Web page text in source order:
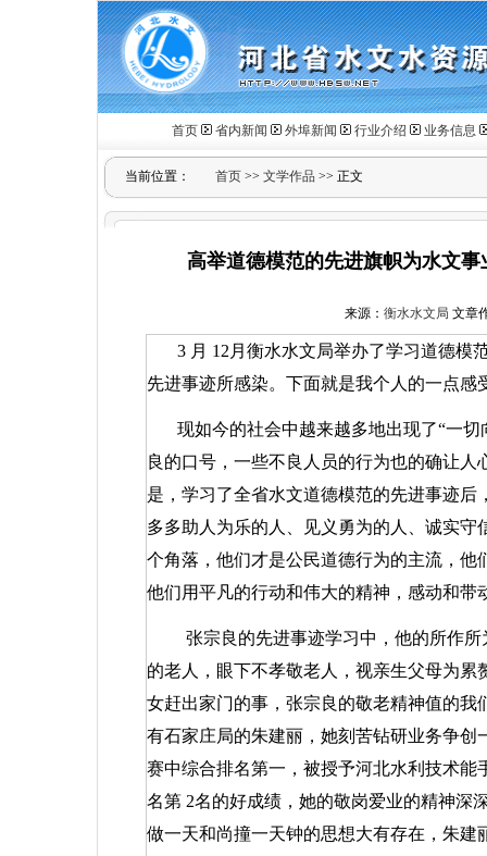
首页 省内新闻 外埠新闻 行业介绍 业务信息
当前位置： 首页 >> 文学作品 >> 正文
高举道德模范的先进旗帜为水文
来源： 衡水水文局 文章
3 月 12 月衡水水文局举办了学习道德模
先进事迹所感染。下面就是我个人的一点感
现如今的社会中越来越多地出现了“一
良的口号，一些不良人员的行为也的确让
是，学习了全省水文道德模范的先进事迹
多多助人为乐的人、见义勇为的人、诚实
个角落，他们才是公民道德行为的主流，
他们用平凡的行动和伟大的精神，感动和带
张宗良的先进事迹学习中，他的所作
的老人，眼下不孝敬老人，视亲生父母为
女赶出家门的事，张宗良的敬老精神值的
有石家庄局的朱建丽，她刻苦钻研业务争
赛中综合排名第一，被授予河北水利技术
名第 2名的好成绩，她的敬岗爱业的精神深
做一天和尚撞一天钟的思想大有存在，朱